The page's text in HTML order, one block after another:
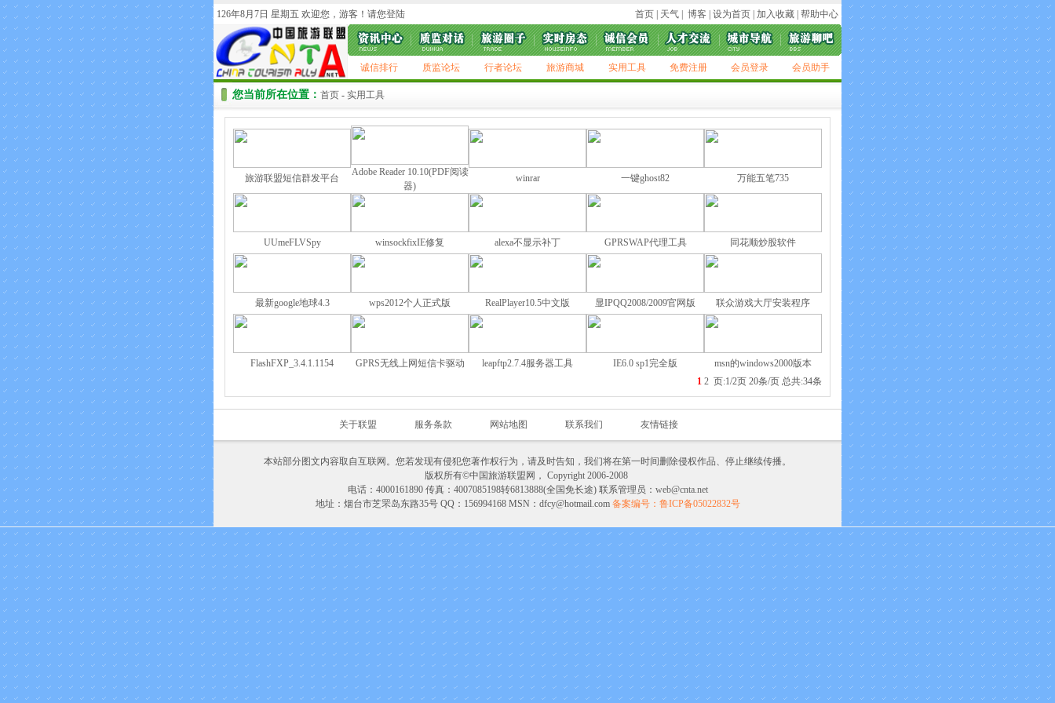
126年8月7日 星期五 欢迎您，游客！请您登陆 首页 天气 博客 设为首页 加入收藏 帮助中心
诚信排行 质监论坛 行者论坛 旅游商城 实用工具 免费注册 会员登录 会员助手
您当前所在位置： 首页 - 实用工具
旅游联盟短信群发平台
Adobe Reader 10.10(PDF阅读
器)
winrar 一键ghost82 万能五笔735
UUmeFLVSpy winsockfixIE修复 alexa不显示补丁 GPRSWAP代理工具 同花顺炒股软件
最新google地球4.3 wps2012个人正式版 RealPlayer10.5中文版 显IPQQ2008/2009官网版 联众游戏大厅安装程序
FlashFXP_3.4.1.1154 GPRS无线上网短信卡驱动 leapftp2.7.4服务器工具 IE6.0 sp1完全版
msn的windows2000版本
1 2 页:1/2页 20条/页 总共:34条
关于联盟 服务条款 网站地图 联系我们 友情链接
本站部分图文内容取自互联网。您若发现有侵犯您著作权行为，请及时告知，我们将在第一时间删除侵权作品、停止继续传播。
版权所有©中国旅游联盟网， Copyright 2006-2008
电话：4000161890 传真：4007085198转6813888(全国免长途) 联系管理员： web@cnta.net
地址：烟台市芝罘岛东路35号 QQ：156994168 MSN：dfcy@hotmail.com 备案编号： 鲁ICP备05022832号